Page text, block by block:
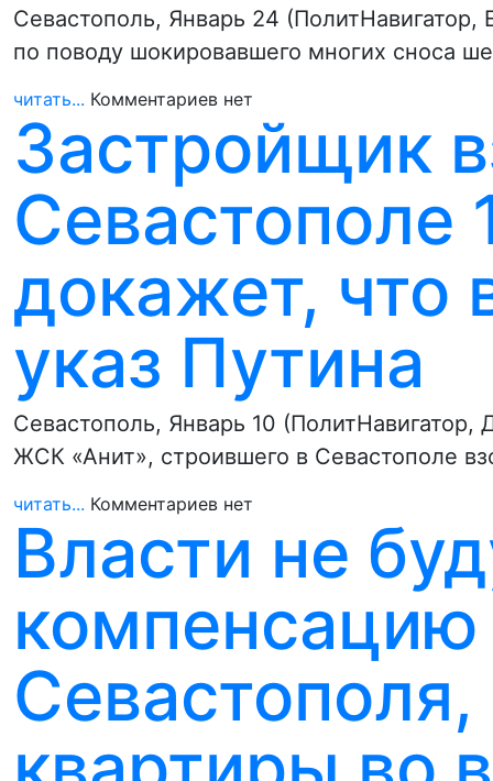
Севастополь, Январь 24
по поводу шокировавшего многих сноса
читать... Комментариев нет
Застройщик
Севастополе
докажет, что
указ Путина
Севастополь, Январь 10
ЖСК «Анит», строившего в Севастополе
читать... Комментариев нет
Власти не